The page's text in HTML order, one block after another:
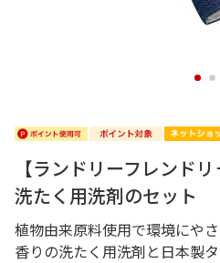
1 2
【ランドリーフレンド
洗たく用洗剤のセット
植物由来原料使用で環境にや
香りの洗たく用洗剤と日本製タ